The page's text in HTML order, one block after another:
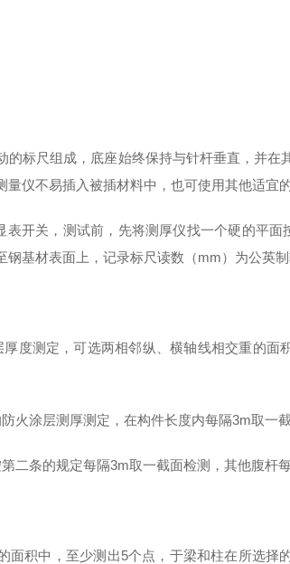
的标尺组成，底座始终保持与针杆垂直，并在
仪不易插入被插材料中，也可使用其他适宜
表开关，测试前，先将测厚仪找一个硬的平
钢基材表面上，记录标尺读数（mm）为公英制
度测定，可选两相邻纵、横轴线相交重的面
火涂层测厚测定，在构件长度内每隔3m取一截
二条的规定每隔3m取一截面检测，其他腹杆
面积中，至少测出5个点，于梁和柱在所选择